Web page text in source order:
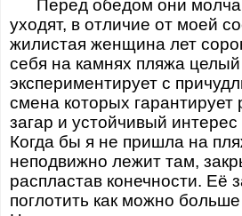
Перед обедом они молча
уходят, в отличие от моей
жилистая женщина лет
себя на камнях пляжа
экспериментирует с
смена которых
загар и устойчивый
Когда бы я не пришла на
неподвижно лежит там,
распластав конечности. Её
поглотить как можно